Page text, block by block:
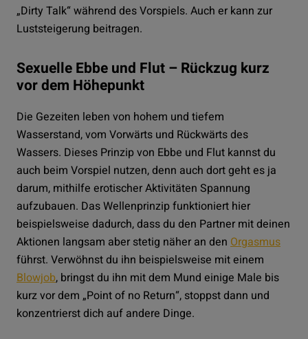
„Dirty Talk“ während des Vorspiels. Auch er kann zur
Luststeigerung beitragen.
Sexuelle Ebbe und Flut – Rückzug kurz
vor dem Höhepunkt
Die Gezeiten leben von hohem und tiefem
Wasserstand, vom Vorwärts und Rückwärts des
Wassers. Dieses Prinzip von Ebbe und Flut kannst du
auch beim Vorspiel nutzen, denn auch dort geht es ja
darum, mithilfe erotischer Aktivitäten Spannung
aufzubauen. Das Wellenprinzip funktioniert hier
beispielsweise dadurch, dass du den Partner mit deinen
Aktionen langsam aber stetig näher an den Orgasmus
führst. Verwöhnst du ihn beispielsweise mit einem
Blowjob, bringst du ihn mit dem Mund einige Male bis
kurz vor dem „Point of no Return“, stoppst dann und
konzentrierst dich auf andere Dinge.